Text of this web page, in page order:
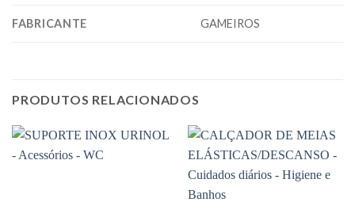
FABRICANTE GAMEIROS
PRODUTOS RELACIONADOS